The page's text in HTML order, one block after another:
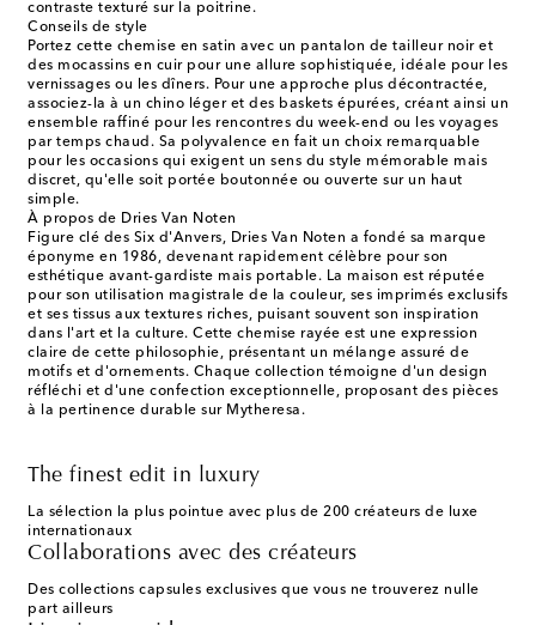
contraste texturé sur la poitrine.
Conseils de style
Portez cette chemise en satin avec un pantalon de tailleur noir et
des mocassins en cuir pour une allure sophistiquée, idéale pour les
vernissages ou les dîners. Pour une approche plus décontractée,
associez-la à un chino léger et des baskets épurées, créant ainsi un
ensemble raffiné pour les rencontres du week-end ou les voyages
par temps chaud. Sa polyvalence en fait un choix remarquable
pour les occasions qui exigent un sens du style mémorable mais
discret, qu'elle soit portée boutonnée ou ouverte sur un haut
simple.
À propos de Dries Van Noten
Figure clé des Six d'Anvers, Dries Van Noten a fondé sa marque
éponyme en 1986, devenant rapidement célèbre pour son
esthétique avant-gardiste mais portable. La maison est réputée
pour son utilisation magistrale de la couleur, ses imprimés exclusifs
et ses tissus aux textures riches, puisant souvent son inspiration
dans l'art et la culture. Cette chemise rayée est une expression
claire de cette philosophie, présentant un mélange assuré de
motifs et d'ornements. Chaque collection témoigne d'un design
réfléchi et d'une confection exceptionnelle, proposant des pièces
à la pertinence durable sur Mytheresa.
The finest edit in luxury
La sélection la plus pointue avec plus de 200 créateurs de luxe
internationaux
Collaborations avec des créateurs
Des collections capsules exclusives que vous ne trouverez nulle
part ailleurs